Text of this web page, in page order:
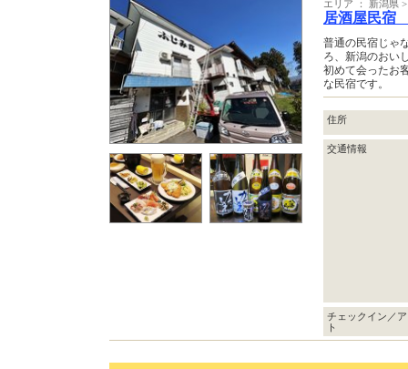
エリア ： 新潟県
居酒屋民宿
普通の民宿じゃ
ろ、新潟のおい
初めて会ったお
な民宿です。
住所
交通情報
チェックイン／
ト